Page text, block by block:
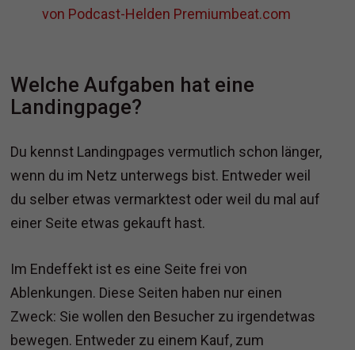
von Podcast-Helden Premiumbeat.com
Welche Aufgaben hat eine
Landingpage?
Du kennst Landingpages vermutlich schon länger,
wenn du im Netz unterwegs bist. Entweder weil
du selber etwas vermarktest oder weil du mal auf
einer Seite etwas gekauft hast.
Im Endeffekt ist es eine Seite frei von
Ablenkungen. Diese Seiten haben nur einen
Zweck: Sie wollen den Besucher zu irgendetwas
bewegen. Entweder zu einem Kauf, zum